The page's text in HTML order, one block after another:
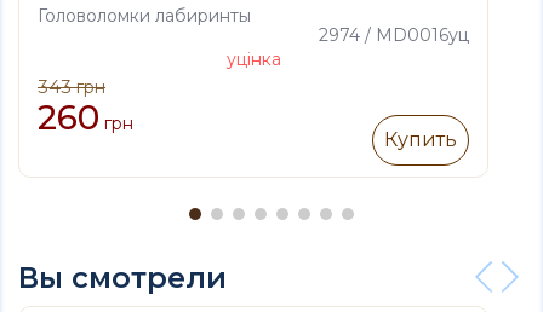
Головоломки лабиринты
2974 / MD0016уц
уцінка
343грн
260 грн
Купить
Вы смотрели